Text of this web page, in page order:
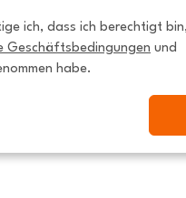
ich, dass ich berechtigt
Geschäftsbedingungen
habe.